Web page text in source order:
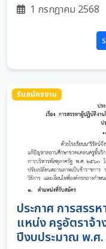
1 กรกฎาคม 2568
รับสมัครงาน
ประกาศ การสรร
แหน่ง ครูอัตราจ้า
ปีงบประมาณ พ.ศ.